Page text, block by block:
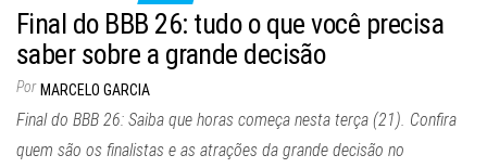
Final do BBB 26: tudo o que você precisa
saber sobre a grande decisão
Por MARCELO GARCIA
Final do BBB 26: Saiba que horas começa nesta terça (21). Confira
quem são os finalistas e as atrações da grande decisão no